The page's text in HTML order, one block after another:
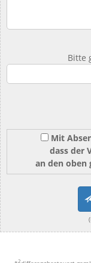
Bitte
Mit
dass der
an den oben
2